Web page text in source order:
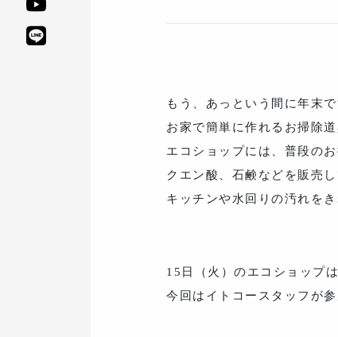
もう、あっという間に年末
お家で簡単に作れるお掃除
エコショップには、普段の
クエン酸、石鹸などを販売し
キッチンや水回りの汚れを
15日（火）のエコショップ
今回はイトコースタッフが